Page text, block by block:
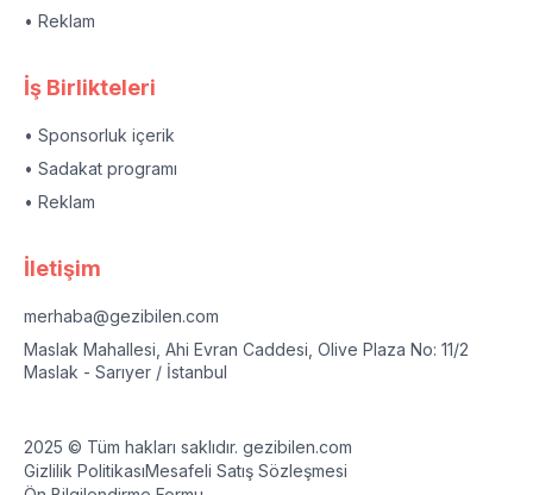
• Reklam
İş Birlikteleri
• Sponsorluk içerik
• Sadakat programı
• Reklam
İletişim
merhaba@gezibilen.com
Maslak Mahallesi, Ahi Evran Caddesi, Olive Plaza No: 11/2
Maslak - Sarıyer / İstanbul
2025 © Tüm hakları saklıdır. gezibilen.com
Gizlilik PolitikasıMesafeli Satış Sözleşmesi